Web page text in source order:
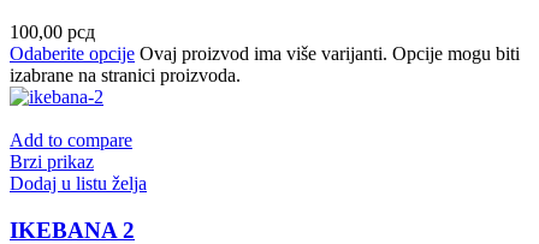
100,00 рсд
Odaberite opcije Ovaj proizvod ima više varijanti. Opcije mogu biti
izabrane na stranici proizvoda.
Add to compare
Brzi prikaz
Dodaj u listu želja
IKEBANA 2